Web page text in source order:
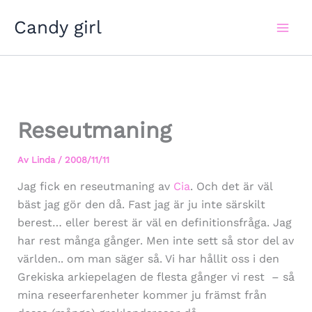
Candy girl
Reseutmaning
Av Linda / 2008/11/11
Jag fick en reseutmaning av Cia. Och det är väl
bäst jag gör den då. Fast jag är ju inte särskilt
berest… eller berest är väl en definitionsfråga. Jag
har rest många gånger. Men inte sett så stor del av
världen.. om man säger så. Vi har hållit oss i den
Grekiska arkiepelagen de flesta gånger vi rest – så
mina reseerfarenheter kommer ju främst från